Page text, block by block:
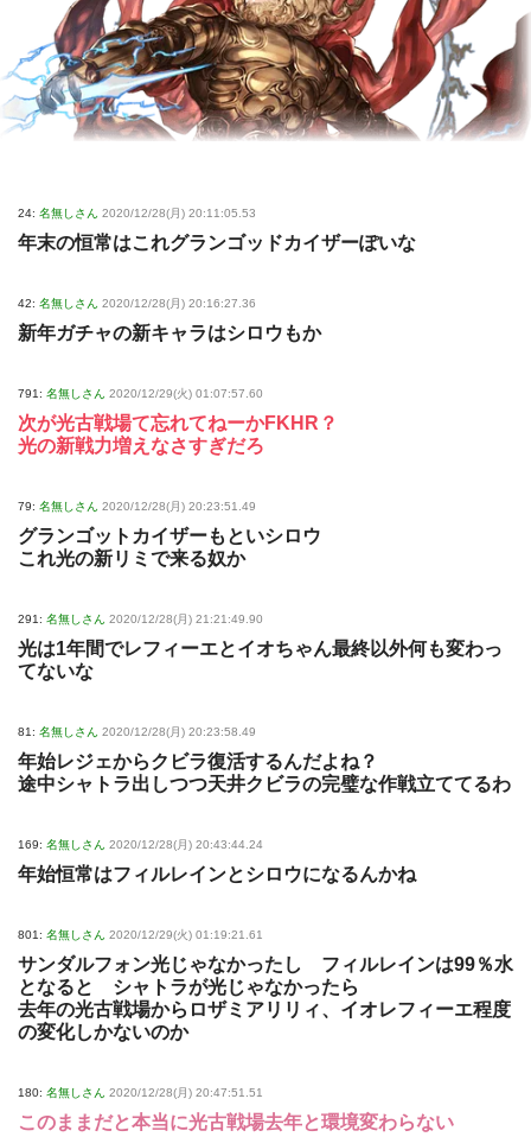
24: 名無しさん 2020/12/28(月) 20:11:05.53
年末の恒常はこれグランゴッドカイザーぽいな
42: 名無しさん 2020/12/28(月) 20:16:27.36
新年ガチャの新キャラはシロウもか
791: 名無しさん 2020/12/29(火) 01:07:57.60
次が光古戦場て忘れてねーかFKHR？
光の新戦力増えなさすぎだろ
79: 名無しさん 2020/12/28(月) 20:23:51.49
グランゴットカイザーもといシロウ
これ光の新リミで来る奴か
291: 名無しさん 2020/12/28(月) 21:21:49.90
光は1年間でレフィーエとイオちゃん最終以外何も変わっ
てないな
81: 名無しさん 2020/12/28(月) 20:23:58.49
年始レジェからクビラ復活するんだよね？
途中シャトラ出しつつ天井クビラの完璧な作戦立ててるわ
169: 名無しさん 2020/12/28(月) 20:43:44.24
年始恒常はフィルレインとシロウになるんかね
801: 名無しさん 2020/12/29(火) 01:19:21.61
サンダルフォン光じゃなかったし フィルレインは99％水
となると シャトラが光じゃなかったら
去年の光古戦場からロザミアリリィ、イオレフィーエ程度
の変化しかないのか
180: 名無しさん 2020/12/28(月) 20:47:51.51
このままだと本当に光古戦場去年と環境変わらない